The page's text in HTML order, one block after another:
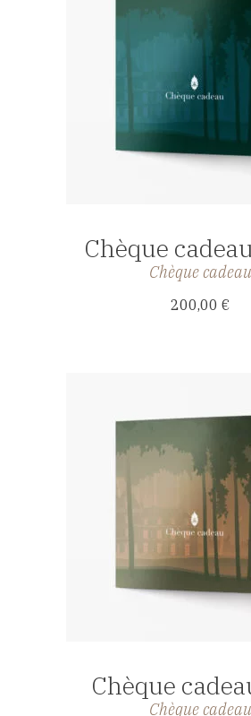
Chèque
Chèque cadeau
200,00 €
Chèque
Chèque cadeau